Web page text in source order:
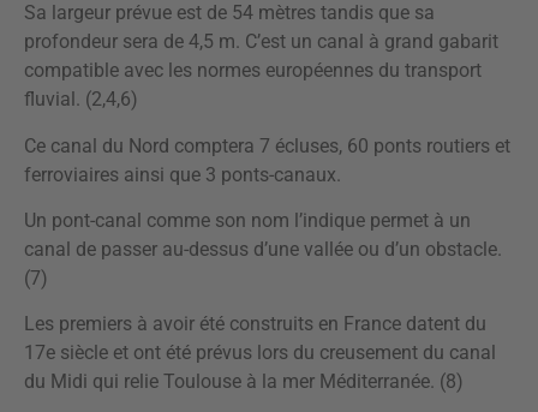
Sa largeur prévue est de 54 mètres tandis que sa
profondeur sera de 4,5 m. C’est un canal à grand gabarit
compatible avec les normes européennes du transport
fluvial. (2,4,6)
Ce canal du Nord comptera 7 écluses, 60 ponts routiers et
ferroviaires ainsi que 3 ponts-canaux.
Un pont-canal comme son nom l’indique permet à un
canal de passer au-dessus d’une vallée ou d’un obstacle.
(7)
Les premiers à avoir été construits en France datent du
17e siècle et ont été prévus lors du creusement du canal
du Midi qui relie Toulouse à la mer Méditerranée. (8)